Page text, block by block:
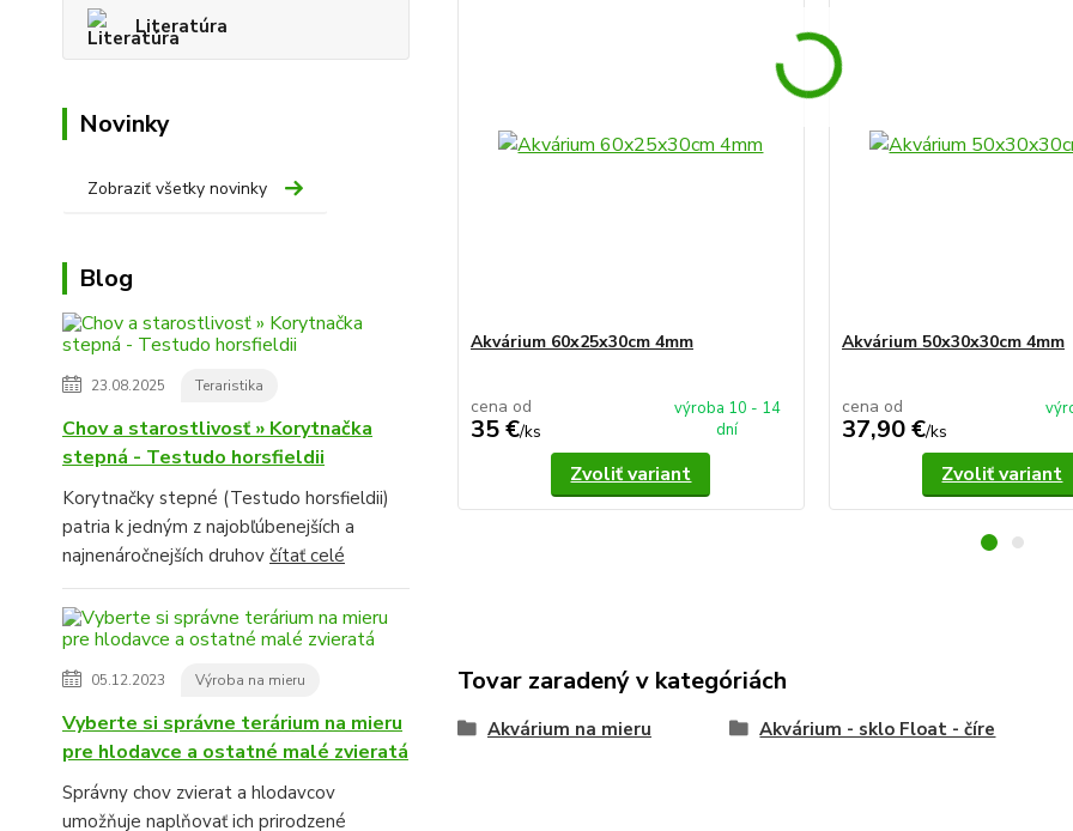
Literatúra
Novinky
Zobraziť všetky novinky
Blog
23.08.2025 Teraristika
Chov a starostlivosť » Korytnačka
stepná - Testudo horsfieldii
Korytnačky stepné (Testudo horsfieldii)
patria k jedným z najobľúbenejších a
najnenáročnejších druhov čítať celé
05.12.2023 Výroba na mieru
Vyberte si správne terárium na mieru
pre hlodavce a ostatné malé zvieratá
Správny chov zvierat a hlodavcov
umožňuje naplňovať ich prirodzené
Akvárium 60x25x30cm 4mm
cena od
35 €/ks
výroba 10 - 14
dní
Zvoliť variant
Akvárium 50x30x30cm 4mm
cena od
37,90 €/ks
Zvoliť variant
Tovar zaradený v kategóriách
Akvárium na mieru Akvárium - sklo Float - číre